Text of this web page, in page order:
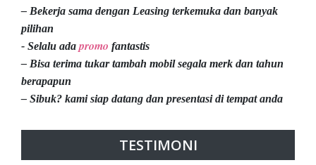
– Bekerja sama dengan Leasing terkemuka dan banyak
pilihan
- Selalu ada promo fantastis
– Bisa terima tukar tambah mobil segala merk dan tahun
berapapun
– Sibuk? kami siap datang dan presentasi di tempat anda
TESTIMONI